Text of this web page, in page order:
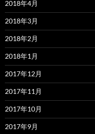
2018年4月
2018年3月
2018年2月
2018年1月
2017年12月
2017年11月
2017年10月
2017年9月